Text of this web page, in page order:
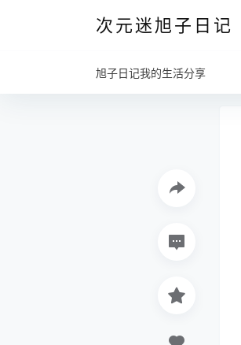
次元迷旭子日记
旭子日记我的生活分享